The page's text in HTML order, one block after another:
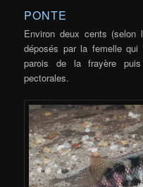
PONTE
Environ deux cents
déposés par la femelle
parois de la frayère
pectorales.